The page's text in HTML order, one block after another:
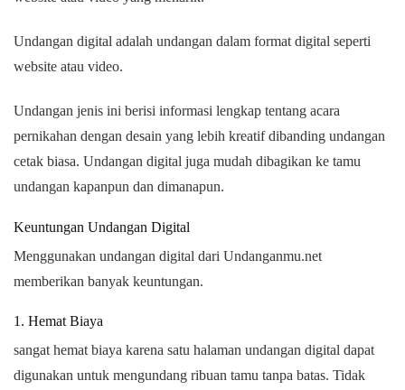
Undangan digital adalah undangan dalam format digital seperti
website atau video.
Undangan jenis ini berisi informasi lengkap tentang acara
pernikahan dengan desain yang lebih kreatif dibanding undangan
cetak biasa. Undangan digital juga mudah dibagikan ke tamu
undangan kapanpun dan dimanapun.
Keuntungan Undangan Digital
Menggunakan undangan digital dari Undanganmu.net
memberikan banyak keuntungan.
1. Hemat Biaya
sangat hemat biaya karena satu halaman undangan digital dapat
digunakan untuk mengundang ribuan tamu tanpa batas. Tidak